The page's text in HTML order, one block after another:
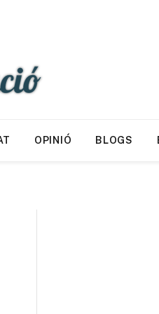
OPINIÓ BLOGS